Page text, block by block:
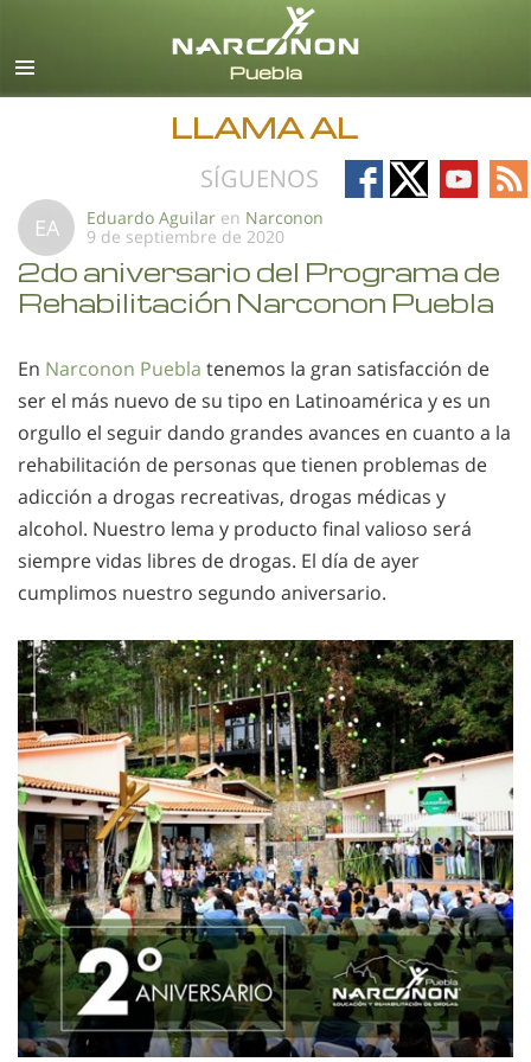
Español
Todas las Regiones/Idiomas
LLAMA AL
SÍGUENOS
Follow
on
Follow
on
Follow
on
on
EA Eduardo Aguilar en Narconon
9 de septiembre de 2020
2do aniversario del Programa de
Rehabilitación Narconon Puebla
En Narconon Puebla tenemos la gran satisfacción de
ser el más nuevo de su tipo en Latinoamérica y es un
orgullo el seguir dando grandes avances en cuanto a la
rehabilitación de personas que tienen problemas de
adicción a drogas recreativas, drogas médicas y
alcohol. Nuestro lema y producto final valioso será
siempre vidas libres de drogas. El día de ayer
cumplimos nuestro segundo aniversario.